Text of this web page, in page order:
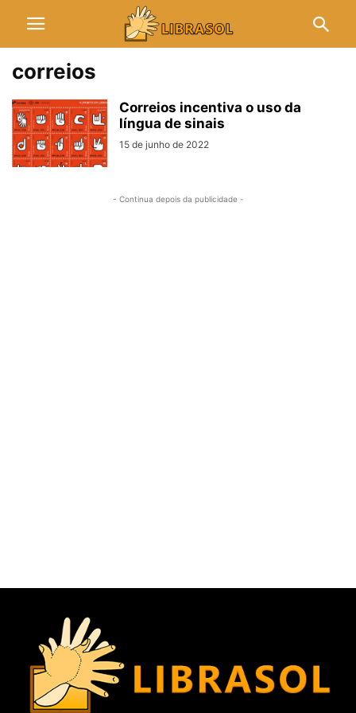
correios
Correios incentiva o uso da
língua de sinais
15 de junho de 2022
- Continua depois da publicidade -